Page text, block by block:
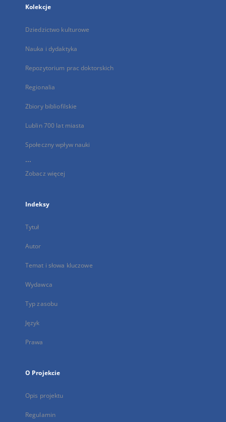
Kolekcje
Dziedzictwo kulturowe
Nauka i dydaktyka
Repozytorium prac doktorskich
Regionalia
Zbiory bibliofilskie
Lublin 700 lat miasta
Społeczny wpływ nauki
...
Zobacz więcej
Indeksy
Tytuł
Autor
Temat i słowa kluczowe
Wydawca
Typ zasobu
Język
Prawa
O Projekcie
Opis projektu
Regulamin